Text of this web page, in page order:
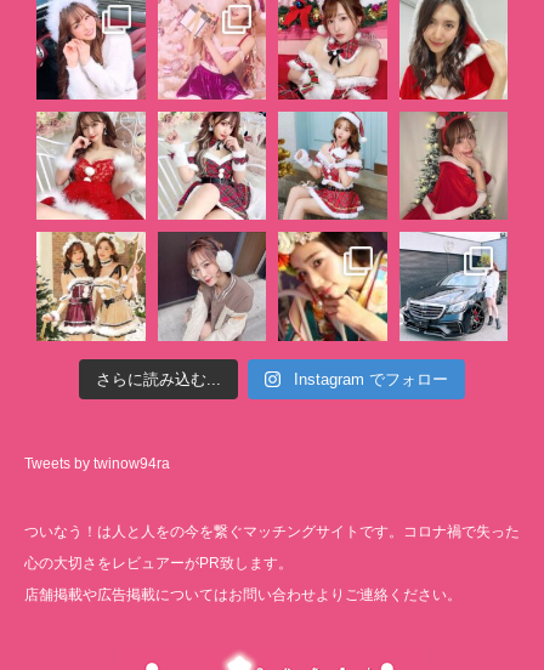
さらに読み込む... Instagram でフォロー
Tweets by twinow94ra
ついなう！は人と人をの今を繋ぐマッチングサイトです。コロナ禍で失った
心の大切さをレビュアーがPR致します。
店舗掲載や広告掲載についてはお問い合わせよりご連絡ください。